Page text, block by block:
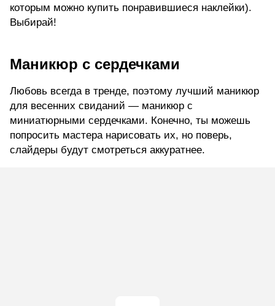
которым можно купить понравившиеся наклейки).
Выбирай!
Маникюр с сердечками
Любовь всегда в тренде, поэтому лучший маникюр
для весенних свиданий — маникюр с
миниатюрными сердечками. Конечно, ты можешь
попросить мастера нарисовать их, но поверь,
слайдеры будут смотреться аккуратнее.